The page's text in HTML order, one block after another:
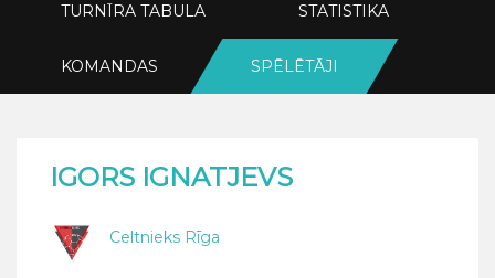
TURNĪRA TABULA STATISTIKA
KOMANDAS SPĒLĒTĀJI
IGORS IGNATJEVS
Celtnieks Rīga